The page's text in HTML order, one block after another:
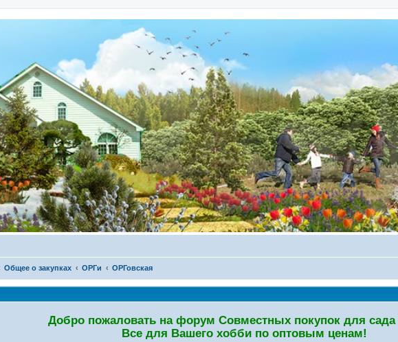
Общее о закупках ОРГи ОРГовская
Добро пожаловать на форум Совместных покупок для сада
Все для Вашего хобби по оптовым ценам!